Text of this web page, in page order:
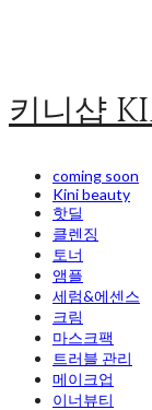
키니샵
coming soon
Kini beauty
핫딜
클렌징
토너
앰플
세럼&에센스
크림
마스크팩
트러블 관리
메이크업
이너뷰티